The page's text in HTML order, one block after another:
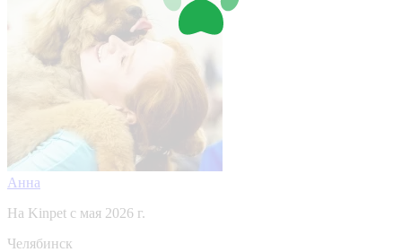
Анна
На Kinpet c мая 2026 г.
Челябинск